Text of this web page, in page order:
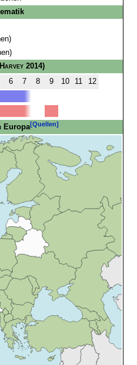
Harvey 2014)
6 7 8 9 10 11
12
Europa[Quellen]